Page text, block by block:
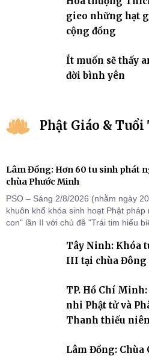
gieo những hạt
cộng đồng
Ít muốn sẽ thấy
đời bình yên
Phật Giáo & Tuổi
Lâm Đồng: Hơn 60 tu sinh phát
chùa Phước Minh
PSO – Sáng 2/8/2026 (nhằm ngày
khuôn khổ khóa sinh hoạt Phật
con" lần II với chủ đề "Trái tim hiểu
cho hơn 60 tu sinh.Tây Ninh: Khóa
III tại chùa Đông
TP. Hồ Chí
nhi Phật tử và
Thanh thiếu
Lâm Đồng: